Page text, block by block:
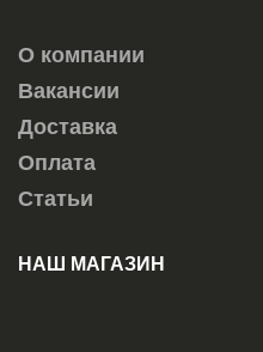
О компании
Вакансии
Доставка
Оплата
Статьи
НАШ МАГАЗИН